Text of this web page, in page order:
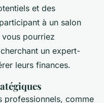
et des
à un salon
pourriez
un expert-
leurs finances.
professionnels, comme